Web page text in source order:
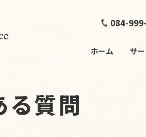
084-
ホーム サ
る質問